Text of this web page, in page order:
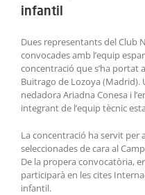
infantil
Dues representants del Club
convocades amb l’equip
concentració que s’ha portat
Buitrago de Lozoya (Madrid).
nedadora Ariadna Conesa i
integrant de l’equip tècnic
La concentració ha servit per
seleccionades de cara al
De la propera convocatòria,
participarà en les cites
infantil.